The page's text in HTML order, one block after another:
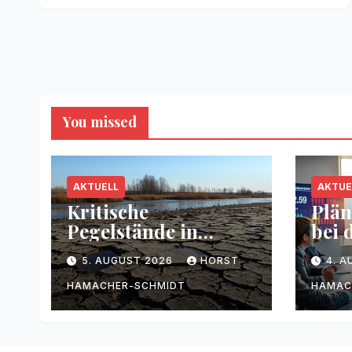
You missed
AKTUELL
Kritische
Pegelstände in
Flüssen durch
Trockenheit
5. AUGUST 2026 HORST
HAMACHER-SCHMIDT
bei
4.